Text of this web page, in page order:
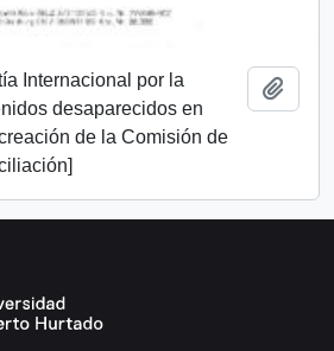
Internacional por la
desaparecidos en
de la Comisión de